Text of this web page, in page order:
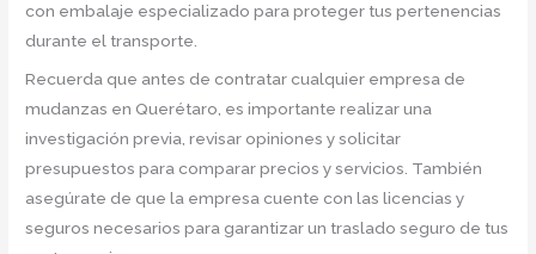
con embalaje especializado para proteger tus pertenencias
durante el transporte.
Recuerda que antes de contratar cualquier empresa de
mudanzas en Querétaro, es importante realizar una
investigación previa, revisar opiniones y solicitar
presupuestos para comparar precios y servicios. También
asegúrate de que la empresa cuente con las licencias y
seguros necesarios para garantizar un traslado seguro de tus